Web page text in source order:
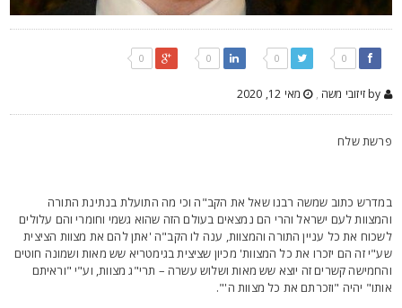
, מאי 12, 2020
שלח
כתוב שמשה רבנו שאל את הקב"ה וכי מה התועלת בנתינת התורה
לעם ישראל והרי הם נמצאים בעולם הזה שהוא גשמי וחומרי והם עלולים
את כל עניין התורה והמצוות, ענה לו הקב"ה 'אתן להם את מצוות הציצית
זה הם יזכרו את כל המצוות' מכיון שציצית בגימטריא שש מאות ושמונה חוטים
קשרים זה יוצא שש מאות ושלוש עשרה – תרי"ג מצוות, וע"י "וראיתם
יהיה "וזכרתם את כל מצוות ה'".